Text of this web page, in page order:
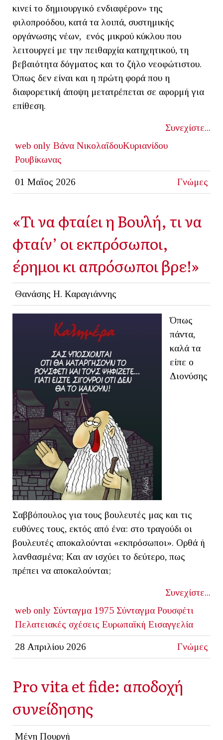
κινεί το δημιουργικό ενδιαφέρον» της
φιλοπροόδου, κατά τα λοιπά, συστημικής
οργάνωσης νέων, ενός μικρού κύκλου που
λειτουργεί με την πειθαρχία κατηχητικού, τη
βεβαιότητα δόγματος και το ζήλο νεοφώτιστου.
Όπως δεν είναι και η πρώτη φορά που η
διαφορετική άποψη μετατρέπεται σε αφορμή για
επίθεση.
Συνεχίστε...
web only Bάνα ΝικολαΐδουΚυριανίδου
Ρουβίκωνας
01 Μαϊος 2026 Γνώμες
«Τι να φταίει η Βουλή, τι να
φταίν’ οι εκπρόσωποι,
έρημοι κι απρόσωποι βρε!»
Θανάσης Η. Καραγιάννης
Όπως
πάντα,
καλά τα
είπε ο
Διονύσης
Σαββόπουλος για τους βουλευτές μας και τις
ευθύνες τους, εκτός από ένα: στο τραγούδι οι
βουλευτές αποκαλούνται «εκπρόσωποι». Ορθά ή
λανθασμένα; Και αν ισχύει το δεύτερο, πως
πρέπει να αποκαλούνται;
Συνεχίστε...
web only Σύνταγμα 1975 Σύνταγμα Ρουσφέτι
Πελατειακές σχέσεις Ευρωπαϊκή Εισαγγελία
28 Απριλίου 2026 Γνώμες
Pro vita et fide: αποδοχή
συνείδησης
Μένη Πουρνή